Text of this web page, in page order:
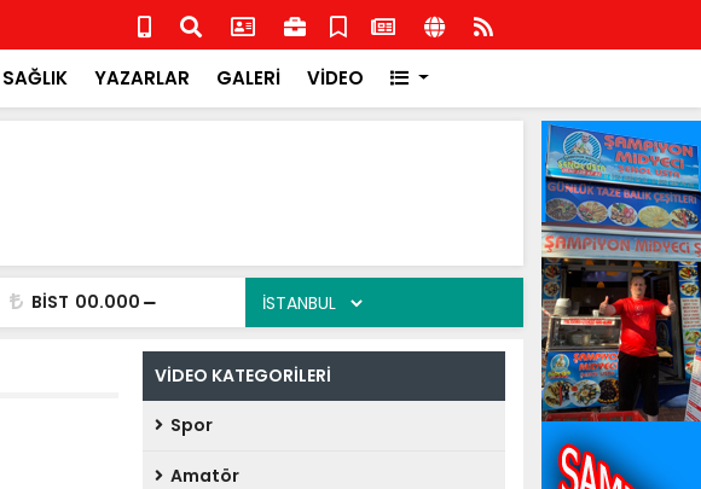
Yeni Parti Zonguldak'ta İlçe Kurucu Başkanlarını açıkladı
SAĞLIK YAZARLAR GALERİ VİDEO
BİST 00.000
VİDEO KATEGORİLERİ
Spor
Amatör